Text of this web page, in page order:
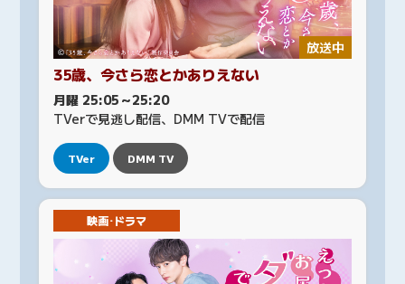
放送中
35歳、今さら恋とかありえない
月曜 25:05～25:20
TVerで見逃し配信、DMM TVで配信
TVer DMM TV
映画･ドラマ